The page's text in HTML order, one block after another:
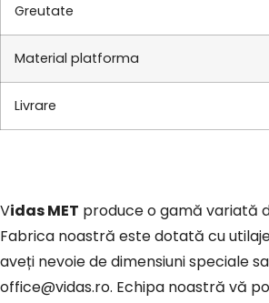
Greutate
Material platforma
Livrare
Vidas MET produce o gamă variată
Fabrica noastră este dotată cu
aveți nevoie de dimensiuni speciale
office@vidas.ro. Echipa noastră vă